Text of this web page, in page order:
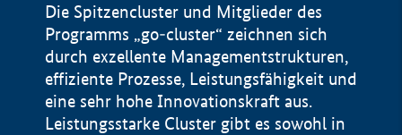
Die Spitzencluster und Mitglieder des
Programms „go-cluster“ zeichnen sich
durch exzellente Managementstrukturen,
effiziente Prozesse, Leistungsfähigkeit und
eine sehr hohe Innovationskraft aus.
Leistungsstarke Cluster gibt es sowohl in